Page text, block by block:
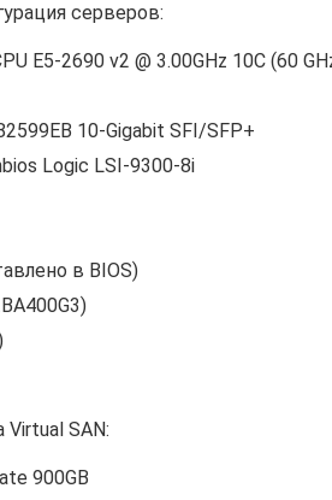
серверов:
E5-2690 v2 @ 3.00GHz 10C (60
10-Gigabit SFI/SFP+
Logic LSI-9300-8i
в BIOS)
SAN:
900GB